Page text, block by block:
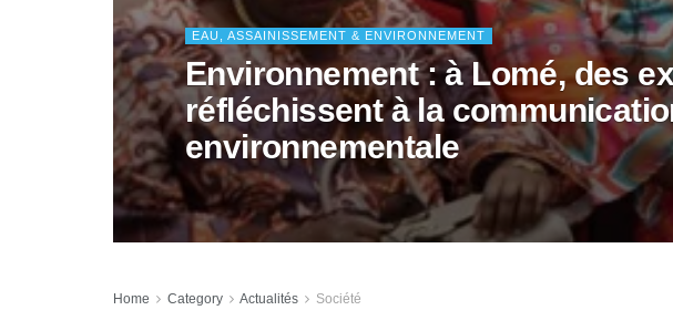
EAU, ASSAINISSEMENT & ENVIRONNEMENT
Environnement : à Lomé, des
réfléchissent à la
environnementale
Home Category Actualités Société